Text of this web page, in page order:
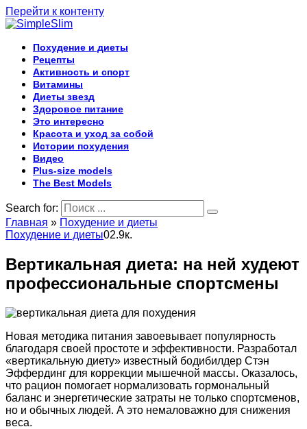
Перейти к контенту
Похудение и диеты
Рецепты
Активность и спорт
Витамины
Диеты звезд
Здоровое питание
Это интересно
Красота и уход за собой
Истории похудения
Видео
Plus-size models
The Best Models
Search for:
Главная » Похудение и диеты
Похудение и диеты02.9к.
Вертикальная диета: на ней худеют
профессиональные спортсмены
Новая методика питания завоевывает популярность
благодаря своей простоте и эффективности. Разработал
«вертикальную диету» известный бодибилдер Стэн
Эффердинг для коррекции мышечной массы. Оказалось,
что рацион помогает нормализовать гормональный
баланс и энергетические затраты не только спортсменов,
но и обычных людей. А это немаловажно для снижения
веса.